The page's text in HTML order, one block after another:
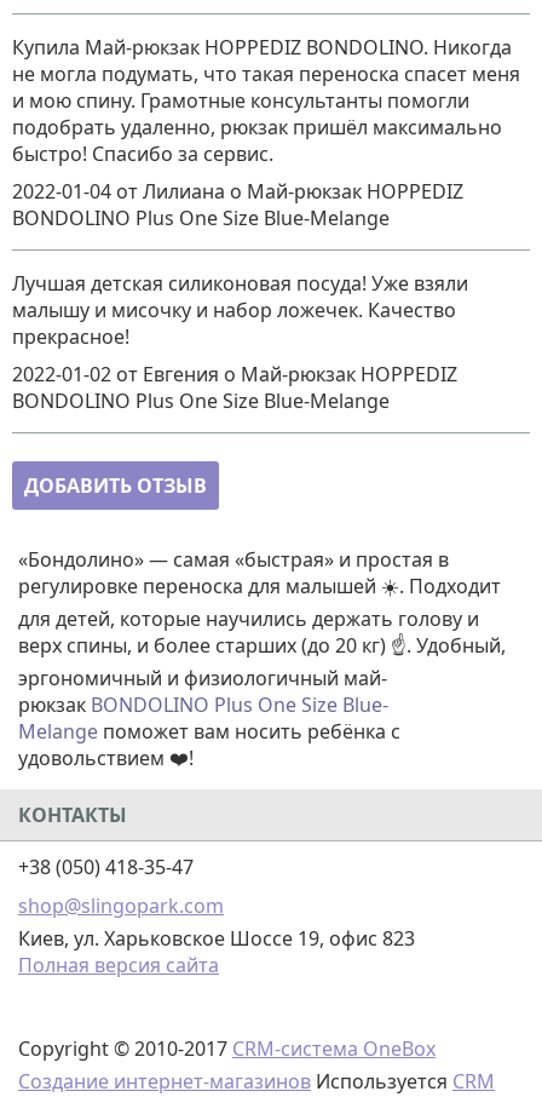
Купила Май-рюкзак HOPPEDIZ BONDOLINO. Никогда
не могла подумать, что такая переноска спасет меня
и мою спину. Грамотные консультанты помогли
подобрать удаленно, рюкзак пришёл максимально
быстро! Спасибо за сервис.
2022-01-04 от Лилиана о Май-рюкзак HOPPEDIZ
BONDOLINO Plus One Size Blue-Melange
Лучшая детская силиконовая посуда! Уже взяли
малышу и мисочку и набор ложечек. Качество
прекрасное!
2022-01-02 от Евгения о Май-рюкзак HOPPEDIZ
BONDOLINO Plus One Size Blue-Melange
ДОБАВИТЬ ОТЗЫВ
«Бондолино» — самая «быстрая» и простая в
регулировке переноска для малышей ☀️. Подходит
для детей, которые научились держать голову и
верх спины, и более старших (до 20 кг) ☝️. Удобный,
эргономичный и физиологичный май-
рюкзак BONDOLINO Plus One Size Blue-
Melange поможет вам носить ребёнка с
удовольствием ❤️!
КОНТАКТЫ
+38 (050) 418-35-47
shop@slingopark.com
Киев, ул. Харьковское Шоссе 19, офис 823
Полная версия сайта
Copyright © 2010-2017 CRM-система OneBox
Создание интернет-магазинов Используется CRM